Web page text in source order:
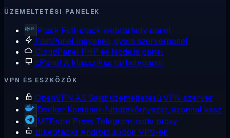
ÜZEMELTETÉSI PANELEK
Plesk Full-stack webtárhely panel
FastPanel Ingyenes, gyors szerverpanel
CloudPanel PHP és Node.js panel
cPanelA klasszikus tárhelypanel
VPN ÉS ESZKÖZÖK
OpenVPN AS Saját üzemeltetésű VPN szerver
Docker Konténer-futtatókörnyezet, azonnal kész
MTProto Proxy Telegram-natív proxy
BlueStacks Android appok VPS-en